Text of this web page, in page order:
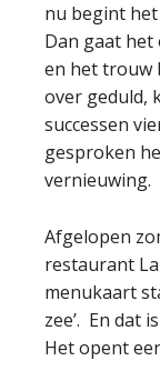
nu begint
Dan gaat het
en het trouw
over geduld,
successen
gesproken
vernieuwing.
Afgelopen
restaurant La
menukaart
zee’. En dat
Het opent